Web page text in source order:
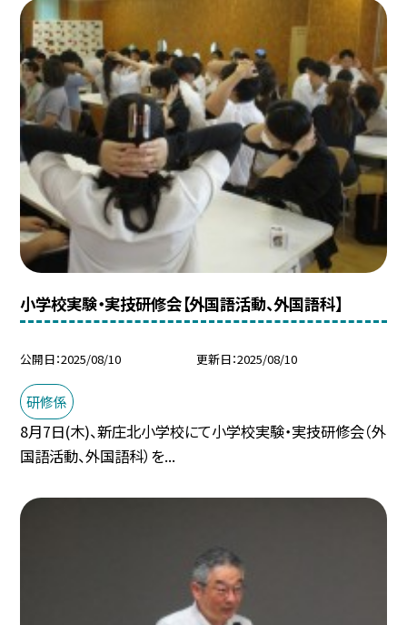
小学校実験・実技研修会【外国語活動、外国語科】
公開日 2025/08/10 更新日 2025/08/10
研修係
8月7日(木)、新庄北小学校にて小学校実験・実技研修会（外
国語活動、外国語科）を...